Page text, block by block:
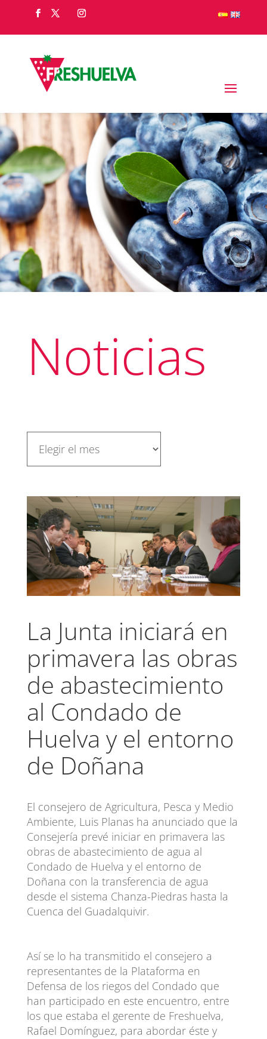
Noticias
La Junta iniciará en
primavera las obras
de abastecimiento
al Condado de
Huelva y el entorno
de Doñana
El consejero de Agricultura, Pesca y Medio
Ambiente, Luis Planas ha anunciado que la
Consejería prevé iniciar en primavera las
obras de abastecimiento de agua al
Condado de Huelva y el entorno de
Doñana con la transferencia de agua
desde el sistema Chanza-Piedras hasta la
Cuenca del Guadalquivir.
Así se lo ha transmitido el consejero a
representantes de la Plataforma en
Defensa de los riegos del Condado que
han participado en este encuentro, entre
los que estaba el gerente de Freshuelva,
Rafael Domínguez, para abordar éste y